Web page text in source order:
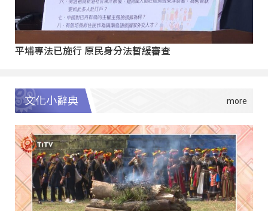
平埔專法已施行 原民身分法暫緩審查
文化小辭典